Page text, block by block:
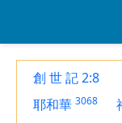
創 世 記 2:8
耶和華 3068